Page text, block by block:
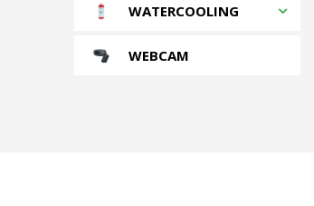
WATERCOOLING
WEBCAM